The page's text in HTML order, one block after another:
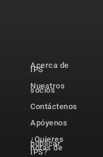
Acerca de
IPS
Nuestros
socios
Contáctenos
Apóyenos
¿Quieres
publicar
notas de
IPS?